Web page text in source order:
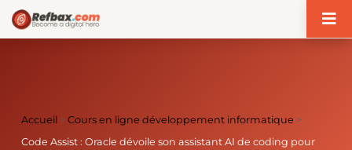
Accueil >Cours en ligne développement informatique >
Code Assist : Oracle dévoile son assistant AI de coding pour
Panneau de gestion des cookies